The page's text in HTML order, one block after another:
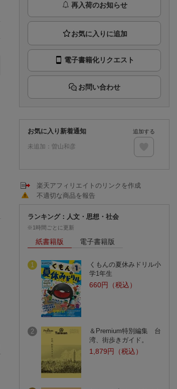
再入荷のお知らせ
電子書籍化リクエスト
お問い合わせ
お気に入り新着通知
未追加： 曽山和彦
追加する
楽天アフィリエイトのリンクを作成
不適切な商品を報告
ランキング：人文・思想・社会
※1時間ごとに更新
紙書籍版 電子書籍版
1
くもんの夏休みドリル小
学1年生
660円（税込）
2
＆Premium特別編集 台
湾、街歩きガイド。
1,879円（税込）